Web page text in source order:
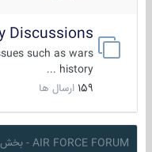
Discussions
such as wars
history ...
159 ارسال ها
AIR FORCE FORUM - بخش نیروی هوایی